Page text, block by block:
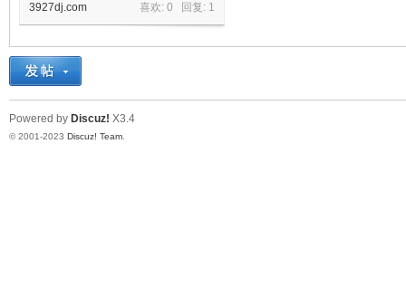
喜欢: 0 回复: 1
3927dj.com
Powered by Discuz! X3.4
© 2001-2023 Discuz! Team.